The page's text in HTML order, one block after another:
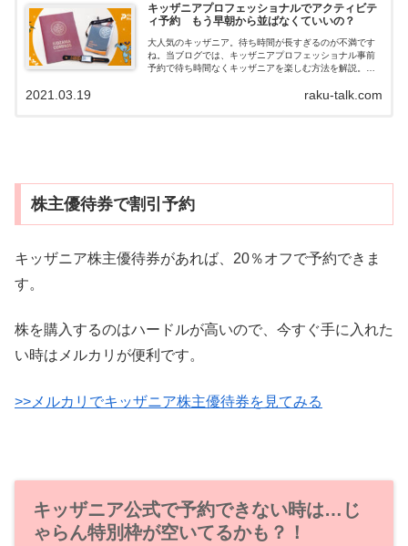
キッザニアプロフェッショナルでアクティビテ
ィ予約 もう早朝から並ばなくていいの？
大人気のキッザニア。待ち時間が長すぎるのが不満です
ね。当ブログでは、キッザニアプロフェッショナル事前
予約で待ち時間なくキッザニアを楽しむ方法を解説。デ
raku-talk.com
2021.03.19
株主優待券で割引予約
キッザニア株主優待券があれば、20％オフで予約できま
す。
株を購入するのはハードルが高いので、今すぐ手に入れた
い時はメルカリが便利です。
>>メルカリでキッザニア株主優待券を見てみる
キッザニア公式で予約できない時は…じ
ゃらん特別枠が空いてるかも？！